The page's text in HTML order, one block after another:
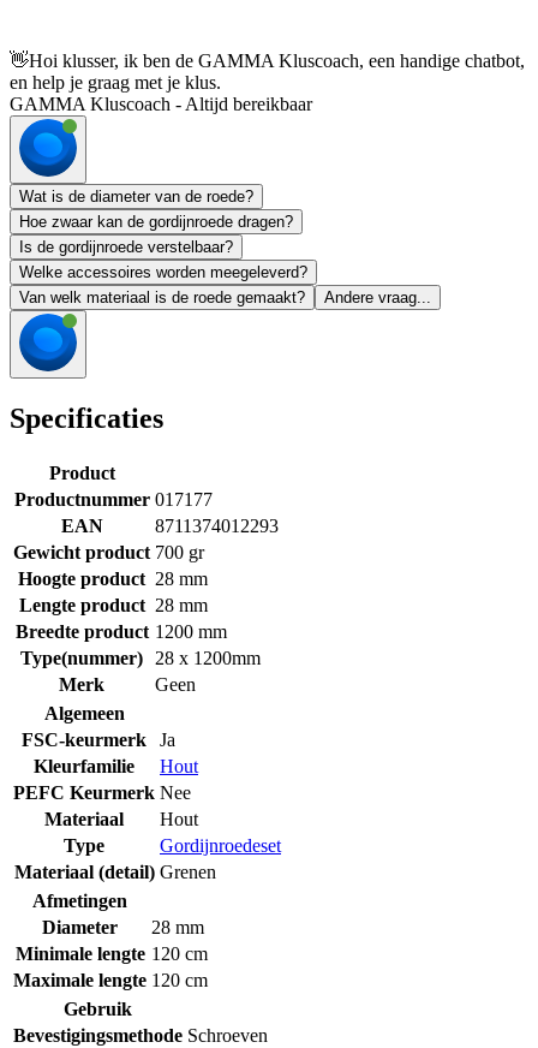
👋Hoi klusser, ik ben de GAMMA Kluscoach, een handige chatbot,
en help je graag met je klus.
GAMMA Kluscoach - Altijd bereikbaar
Wat is de diameter van de roede?
Hoe zwaar kan de gordijnroede dragen?
Is de gordijnroede verstelbaar?
Welke accessoires worden meegeleverd?
Van welk materiaal is de roede gemaakt?
Andere vraag...
Specificaties
Product
Productnummer 017177
EAN
8711374012293
Gewicht product 700 gr
Hoogte product 28 mm
Lengte product 28 mm
Breedte product 1200 mm
Type(nummer)
28 x 1200mm
Merk
Geen
Algemeen
FSC-keurmerk
Ja
Kleurfamilie
Hout
PEFC Keurmerk Nee
Materiaal
Hout
Type
Gordijnroedeset
Materiaal (detail) Grenen
Afmetingen
Diameter
28 mm
Minimale lengte 120 cm
Maximale lengte 120 cm
Gebruik
Bevestigingsmethode Schroeven